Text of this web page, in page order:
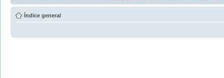
Índice general